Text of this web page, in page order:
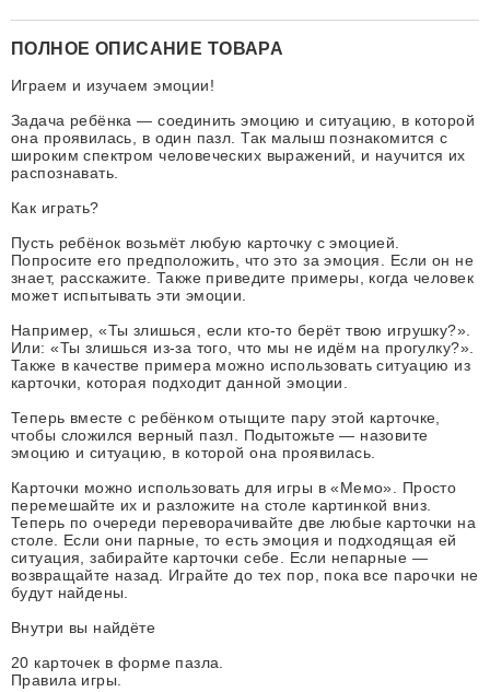
ПОЛНОЕ ОПИСАНИЕ ТОВАРА
Играем и изучаем эмоции!
Задача ребёнка — соединить эмоцию и ситуацию, в которой
она проявилась, в один пазл. Так малыш познакомится с
широким спектром человеческих выражений, и научится их
распознавать.
Как играть?
Пусть ребёнок возьмёт любую карточку с эмоцией.
Попросите его предположить, что это за эмоция. Если он не
знает, расскажите. Также приведите примеры, когда человек
может испытывать эти эмоции.
Например, «Ты злишься, если кто-то берёт твою игрушку?».
Или: «Ты злишься из-за того, что мы не идём на прогулку?».
Также в качестве примера можно использовать ситуацию из
карточки, которая подходит данной эмоции.
Теперь вместе с ребёнком отыщите пару этой карточке,
чтобы сложился верный пазл. Подытожьте — назовите
эмоцию и ситуацию, в которой она проявилась.
Карточки можно использовать для игры в «Мемо». Просто
перемешайте их и разложите на столе картинкой вниз.
Теперь по очереди переворачивайте две любые карточки на
столе. Если они парные, то есть эмоция и подходящая ей
ситуация, забирайте карточки себе. Если непарные —
возвращайте назад. Играйте до тех пор, пока все парочки не
будут найдены.
Внутри вы найдёте
20 карточек в форме пазла.
Правила игры.